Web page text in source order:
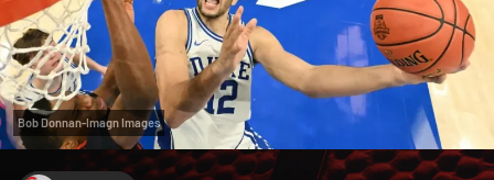
Bob Donnan-Imagn Images